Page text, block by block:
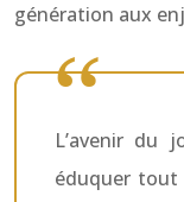
génération aux
L’avenir du
éduquer tout